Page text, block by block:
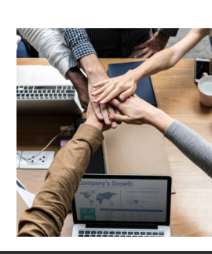
PANAMÁ –